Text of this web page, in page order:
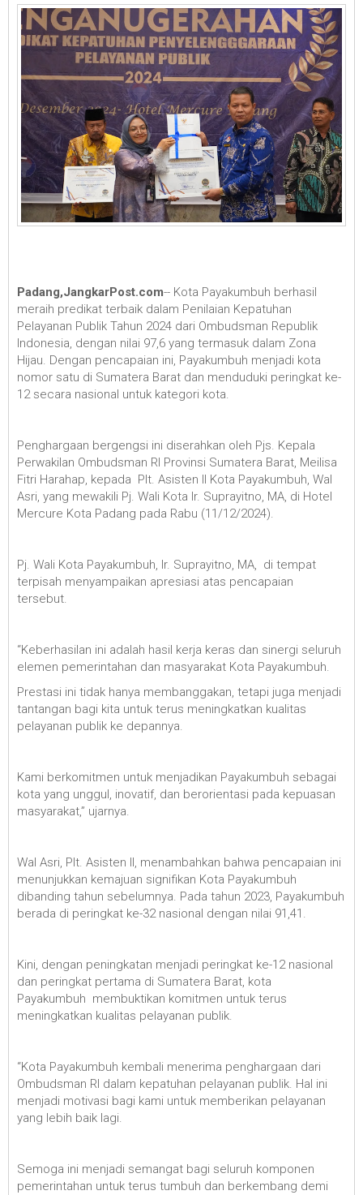
Padang,JangkarPost.com-- Kota Payakumbuh berhasil
meraih predikat terbaik dalam Penilaian Kepatuhan
Pelayanan Publik Tahun 2024 dari Ombudsman Republik
Indonesia, dengan nilai 97,6 yang termasuk dalam Zona
Hijau. Dengan pencapaian ini, Payakumbuh menjadi kota
nomor satu di Sumatera Barat dan menduduki peringkat ke-
12 secara nasional untuk kategori kota.
Penghargaan bergengsi ini diserahkan oleh Pjs. Kepala
Perwakilan Ombudsman RI Provinsi Sumatera Barat, Meilisa
Fitri Harahap, kepada Plt. Asisten II Kota Payakumbuh, Wal
Asri, yang mewakili Pj. Wali Kota Ir. Suprayitno, MA, di Hotel
Mercure Kota Padang pada Rabu (11/12/2024).
Pj. Wali Kota Payakumbuh, Ir. Suprayitno, MA, di tempat
terpisah menyampaikan apresiasi atas pencapaian
tersebut.
“Keberhasilan ini adalah hasil kerja keras dan sinergi seluruh
elemen pemerintahan dan masyarakat Kota Payakumbuh.
Prestasi ini tidak hanya membanggakan, tetapi juga menjadi
tantangan bagi kita untuk terus meningkatkan kualitas
pelayanan publik ke depannya.
Kami berkomitmen untuk menjadikan Payakumbuh sebagai
kota yang unggul, inovatif, dan berorientasi pada kepuasan
masyarakat,” ujarnya.
Wal Asri, Plt. Asisten II, menambahkan bahwa pencapaian ini
menunjukkan kemajuan signifikan Kota Payakumbuh
dibanding tahun sebelumnya. Pada tahun 2023, Payakumbuh
berada di peringkat ke-32 nasional dengan nilai 91,41.
Kini, dengan peningkatan menjadi peringkat ke-12 nasional
dan peringkat pertama di Sumatera Barat, kota
Payakumbuh membuktikan komitmen untuk terus
meningkatkan kualitas pelayanan publik.
“Kota Payakumbuh kembali menerima penghargaan dari
Ombudsman RI dalam kepatuhan pelayanan publik. Hal ini
menjadi motivasi bagi kami untuk memberikan pelayanan
yang lebih baik lagi.
Semoga ini menjadi semangat bagi seluruh komponen
pemerintahan untuk terus tumbuh dan berkembang demi